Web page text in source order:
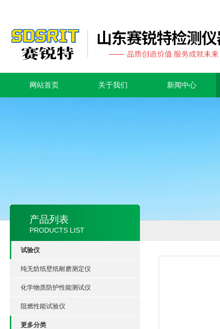
网站首页 关于我们 新闻中心
产品列表
PRODUCTS LIST
试验仪
纯无纺纸壁纸耐磨测定仪
化学物质防护性能测试仪
阻燃性能试验仪
更多分类